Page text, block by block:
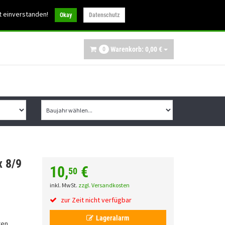
einverstanden! Okay Datenschutz
info@ibex-parts.de
0 Warenkorb: 0,00 €
8/9
10,50 €
inkl. MwSt. zzgl. Versandkosten
zur Zeit nicht verfügbar
Lageralarm